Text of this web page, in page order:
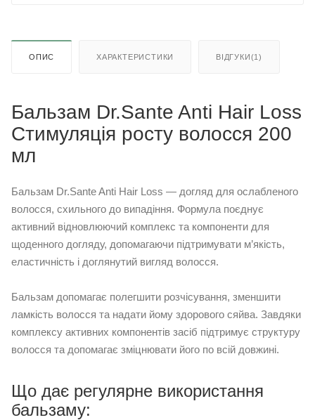
ОПИС ХАРАКТЕРИСТИКИ ВІДГУКИ(1)
Бальзам Dr.Sante Anti Hair Loss
Стимуляція росту волосся 200
мл
Бальзам Dr.Sante Anti Hair Loss — догляд для ослабленого
волосся, схильного до випадіння. Формула поєднує
активний відновлюючий комплекс та компоненти для
щоденного догляду, допомагаючи підтримувати м’якість,
еластичність і доглянутий вигляд волосся.
Бальзам допомагає полегшити розчісування, зменшити
ламкість волосся та надати йому здорового сяйва. Завдяки
комплексу активних компонентів засіб підтримує структуру
волосся та допомагає зміцнювати його по всій довжині.
Що дає регулярне використання
бальзаму: